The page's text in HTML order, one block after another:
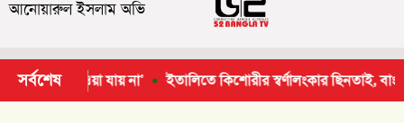
সর্বশেষ
নম্বর দেওয়া যায় না’ ইতালিতে কিশোরীর স্বর্ণালংকার ছিনতাই,
আনোয়ারুল ইসলাম অভি